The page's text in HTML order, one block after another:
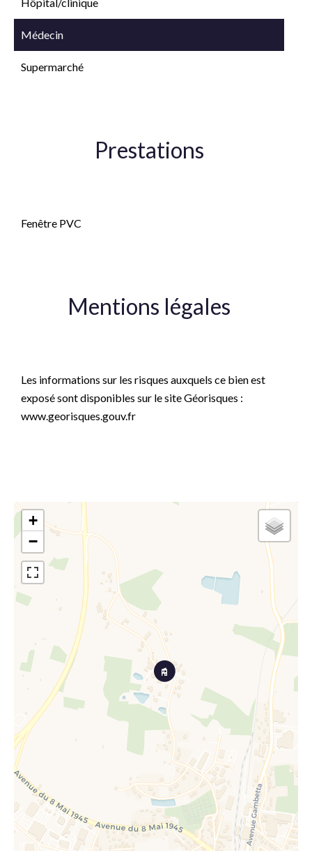
Médecin
Supermarché
Prestations
Fenêtre PVC
Mentions légales
Les informations sur les risques auxquels ce bien est
exposé sont disponibles sur le site Géorisques :
www.georisques.gouv.fr
+
−